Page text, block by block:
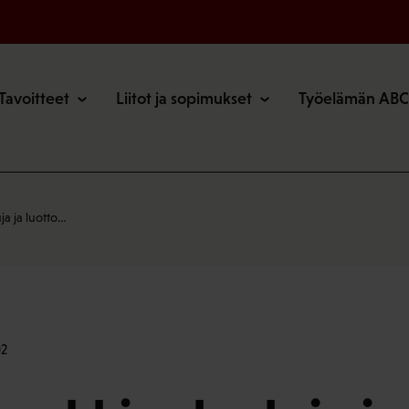
Liitot ja sopimukset Työelämän ABC
ja luotto…